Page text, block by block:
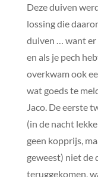
Deze duiven
lossing die
duiven … want er
en als je pech
overkwam ook
wat goeds te
Jaco. De eerste
(in de nacht
geen kopprijs,
geweest) niet de
teruggekomen,